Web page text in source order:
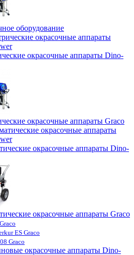
оборудование
окрасочные аппараты Dino-
окрасочные аппараты Graco
окрасочные аппараты Dino-
окрасочные аппараты Graco
ES Graco
Graco